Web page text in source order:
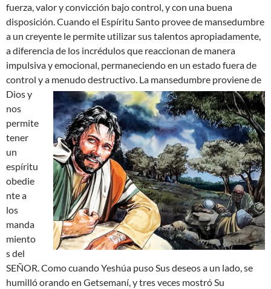
fuerza, valor y convicción bajo control, y con una buena
disposición. Cuando el Espíritu Santo provee de mansedumbre
a un creyente le permite utilizar sus talentos apropiadamente,
a diferencia de los incrédulos que reaccionan de manera
impulsiva y emocional, permaneciendo en un estado fuera de
control y a menudo destructivo. La mansedumbre proviene de
Dios y
nos
permite
tener
un
espíritu
obedie
nte a
los
manda
miento
s del
SEÑOR. Como cuando Yeshúa puso Sus deseos a un lado, se
humilló orando en Getsemaní, y tres veces mostró Su